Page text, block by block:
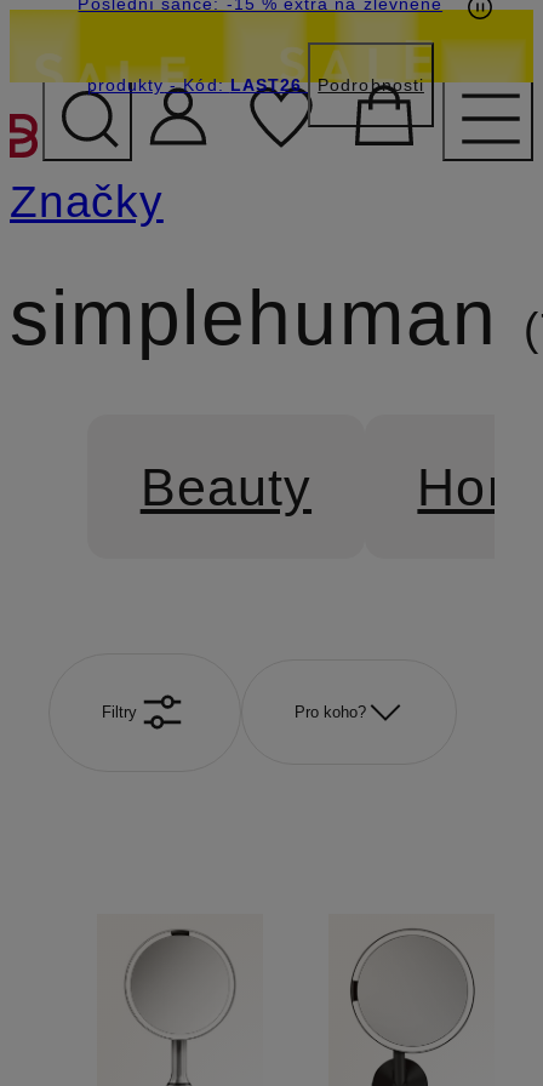
PŘEJÍT NA HLAVNÍ
produkty- Kód:LAST26 Podrobnosti
Značky
simplehuman
Beauty
Filtry Pro koho?